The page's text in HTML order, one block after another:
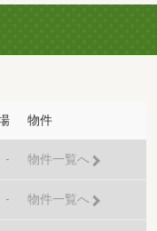
物件
- 物件一覧へ
- 物件一覧へ